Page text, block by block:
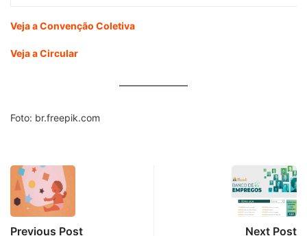
Veja a Convenção Coletiva
Veja a Circular
Foto: br.freepik.com
Previous Post Next Post